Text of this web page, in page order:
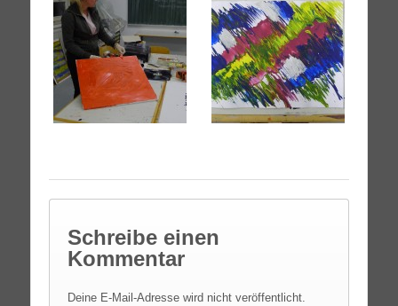
Schreibe einen
Kommentar
Deine E-Mail-Adresse wird nicht veröffentlicht.